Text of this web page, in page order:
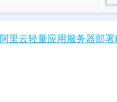
阿里云轻量应用服务器部署